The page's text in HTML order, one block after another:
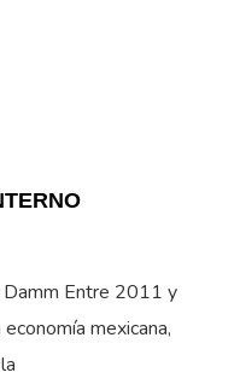
Damm Entre 2011 y
mexicana,